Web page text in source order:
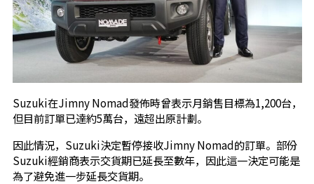
Suzuki在Jimny Nomad發佈時曾表示月銷售目標為1,200台，
但目前訂單已達約5萬台，遠超出原計劃。
因此情況，Suzuki決定暫停接收Jimny Nomad的訂單。部份
Suzuki經銷商表示交貨期已延長至數年，因此這一決定可能是
為了避免進一步延長交貨期。